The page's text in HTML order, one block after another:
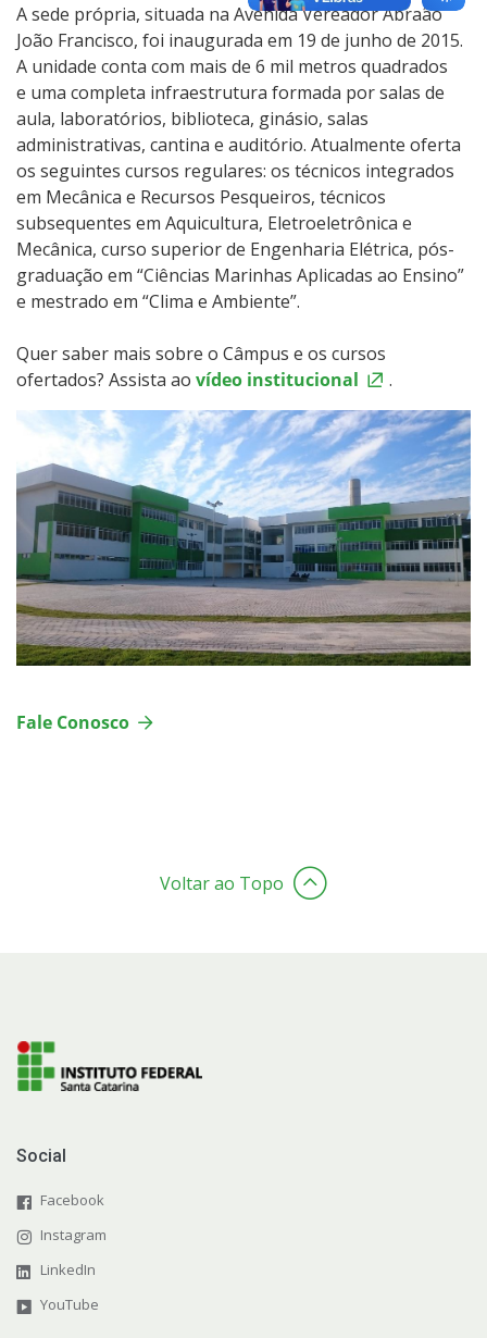
A sede própria, situada na Avenida Vereador Abraão
João Francisco, foi inaugurada em 19 de junho de 2015.
A unidade conta com mais de 6 mil metros quadrados
e uma completa infraestrutura formada por salas de
aula, laboratórios, biblioteca, ginásio, salas
administrativas, cantina e auditório. Atualmente oferta
os seguintes cursos regulares: os técnicos integrados
em Mecânica e Recursos Pesqueiros, técnicos
subsequentes em Aquicultura, Eletroeletrônica e
Mecânica, curso superior de Engenharia Elétrica, pós-
graduação em “Ciências Marinhas Aplicadas ao Ensino”
e mestrado em “Clima e Ambiente”.
Quer saber mais sobre o Câmpus e os cursos
ofertados? Assista ao vídeo institucional .
Fale Conosco
Voltar ao Topo
Social
Facebook
Instagram
LinkedIn
YouTube